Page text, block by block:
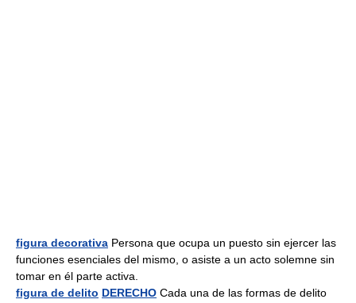
figura decorativa Persona que ocupa un puesto sin ejercer las
funciones esenciales del mismo, o asiste a un acto solemne sin
tomar en él parte activa.
figura de delito DERECHO Cada una de las formas de delito